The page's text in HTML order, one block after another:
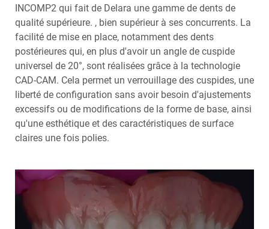
NEDERLANDS
INCOMP2 qui fait de Delara une gamme de dents de
qualité supérieure. , bien supérieur à ses concurrents. La
facilité de mise en place, notamment des dents
postérieures qui, en plus d'avoir un angle de cuspide
universel de 20°, sont réalisées grâce à la technologie
CAD-CAM. Cela permet un verrouillage des cuspides, une
liberté de configuration sans avoir besoin d'ajustements
excessifs ou de modifications de la forme de base, ainsi
qu'une esthétique et des caractéristiques de surface
claires une fois polies.